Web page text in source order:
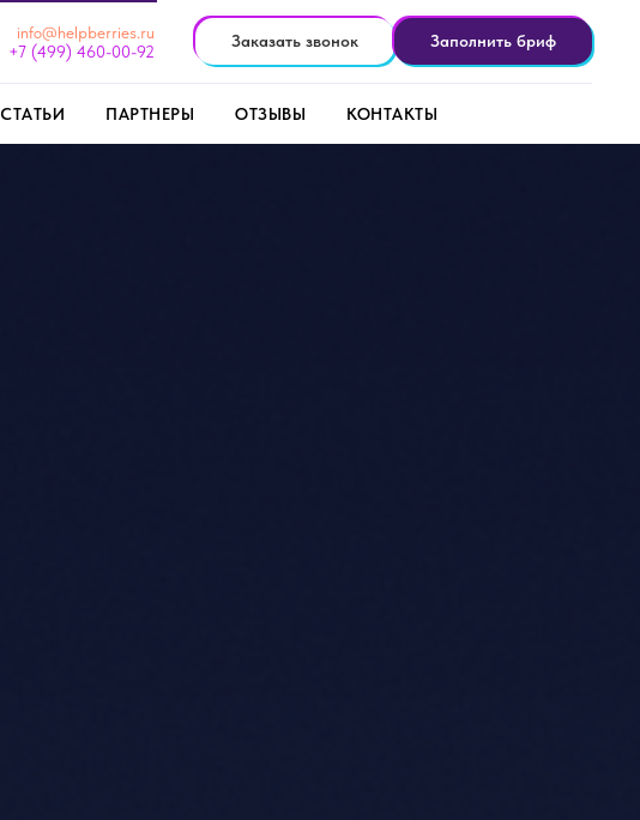
info@helpberries.ru
+7 (499) 460-00-92
Заказать звонок Заполнить бриф
СТАТЬИ ПАРТНЕРЫ ОТЗЫВЫ КОНТАКТЫ